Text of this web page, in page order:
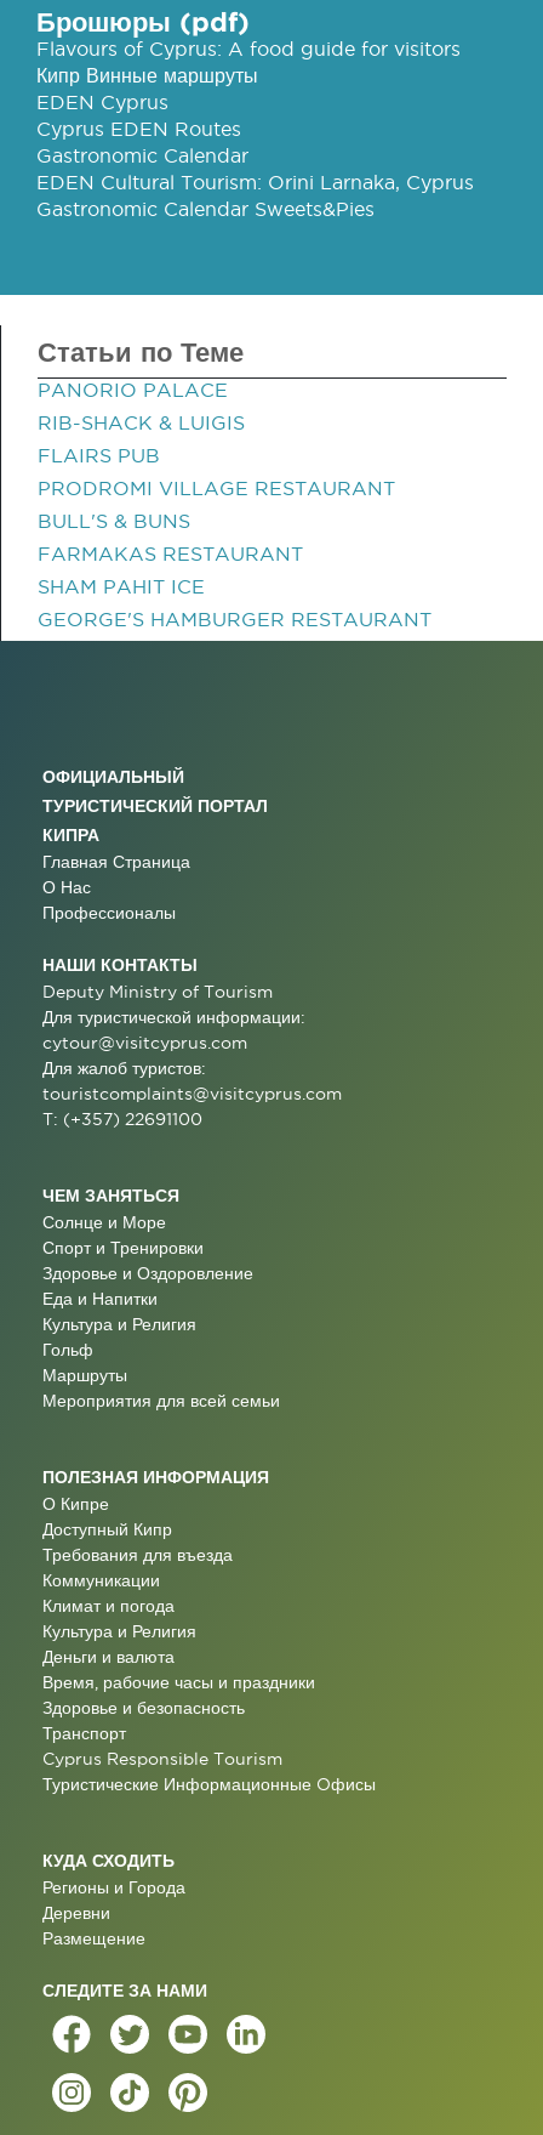
Брошюры (pdf)
Flavours of Cyprus: A food guide for visitors
Кипр Винные маршруты
EDEN Cyprus
Cyprus EDEN Routes
Gastronomic Calendar
EDEN Cultural Tourism: Orini Larnaka, Cyprus
Gastronomic Calendar Sweets&Pies
Статьи по Теме
PANORIO PALACE
RIB-SHACK & LUIGIS
FLAIRS PUB
PRODROMI VILLAGE RESTAURANT
BULL'S & BUNS
FARMAKAS RESTAURANT
SHAM PAHIT ICE
GEORGE'S HAMBURGER RESTAURANT
ОФИЦИАЛЬНЫЙ
ТУРИСТИЧЕСКИЙ ПОРТАЛ
КИПРА
Главная Страница
О Нас
Профессионалы
НАШИ КОНТАКТЫ
Deputy Ministry of Tourism
Для туристической информации:
cytour@visitcyprus.com
Для жалоб туристов:
touristcomplaints@visitcyprus.com
T: (+357) 22691100
ЧЕМ ЗАНЯТЬСЯ
Солнце и Море
Спорт и Тренировки
Здоровье и Оздоровление
Еда и Напитки
Культура и Религия
Гольф
Маршруты
Мероприятия для всей семьи
ПОЛЕЗНАЯ ИНФОРМАЦИЯ
О Кипре
Доступный Кипр
Требования для въезда
Коммуникации
Климат и погода
Культура и Религия
Деньги и валюта
Время, рабочие часы и праздники
Здоровье и безопасность
Транспорт
Cyprus Responsible Tourism
Туристические Информационные Oфисы
КУДА СХОДИТЬ
Регионы и Города
Деревни
Размещение
СЛЕДИТЕ ЗА НАМИ